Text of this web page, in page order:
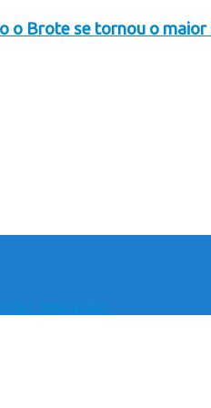
o Brote se tornou o
Interativas